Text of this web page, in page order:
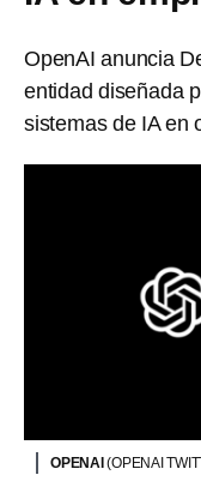
OpenAI anuncia
entidad diseñada
sistemas de IA en
OPENAI(OPENAI